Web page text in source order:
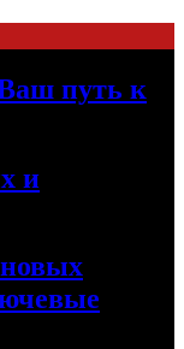
путь к
и